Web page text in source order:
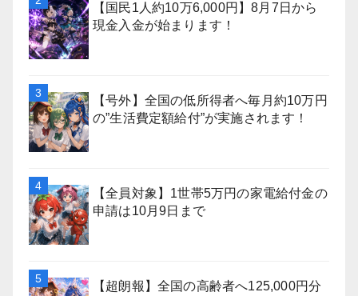
【国民1人約10万6,000円】8月7日から
現金入金が始まります！
【号外】全国の低所得者へ毎月約10万円
の”生活費定額給付”が実施されます！
【全員対象】1世帯5万円の家電給付金の
申請は10月9日まで
【超朗報】全国の高齢者へ125,000円分